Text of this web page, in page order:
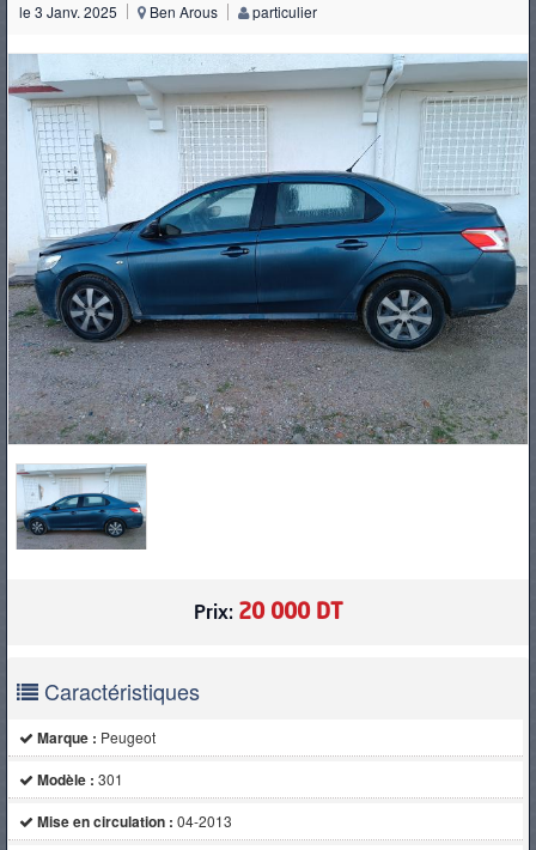
le 3 Janv. 2025 Ben Arous particulier
Prix: 20 000 DT
Caractéristiques
Marque : Peugeot
Modèle : 301
Mise en circulation : 04-2013
CAMIONS
PNEUS